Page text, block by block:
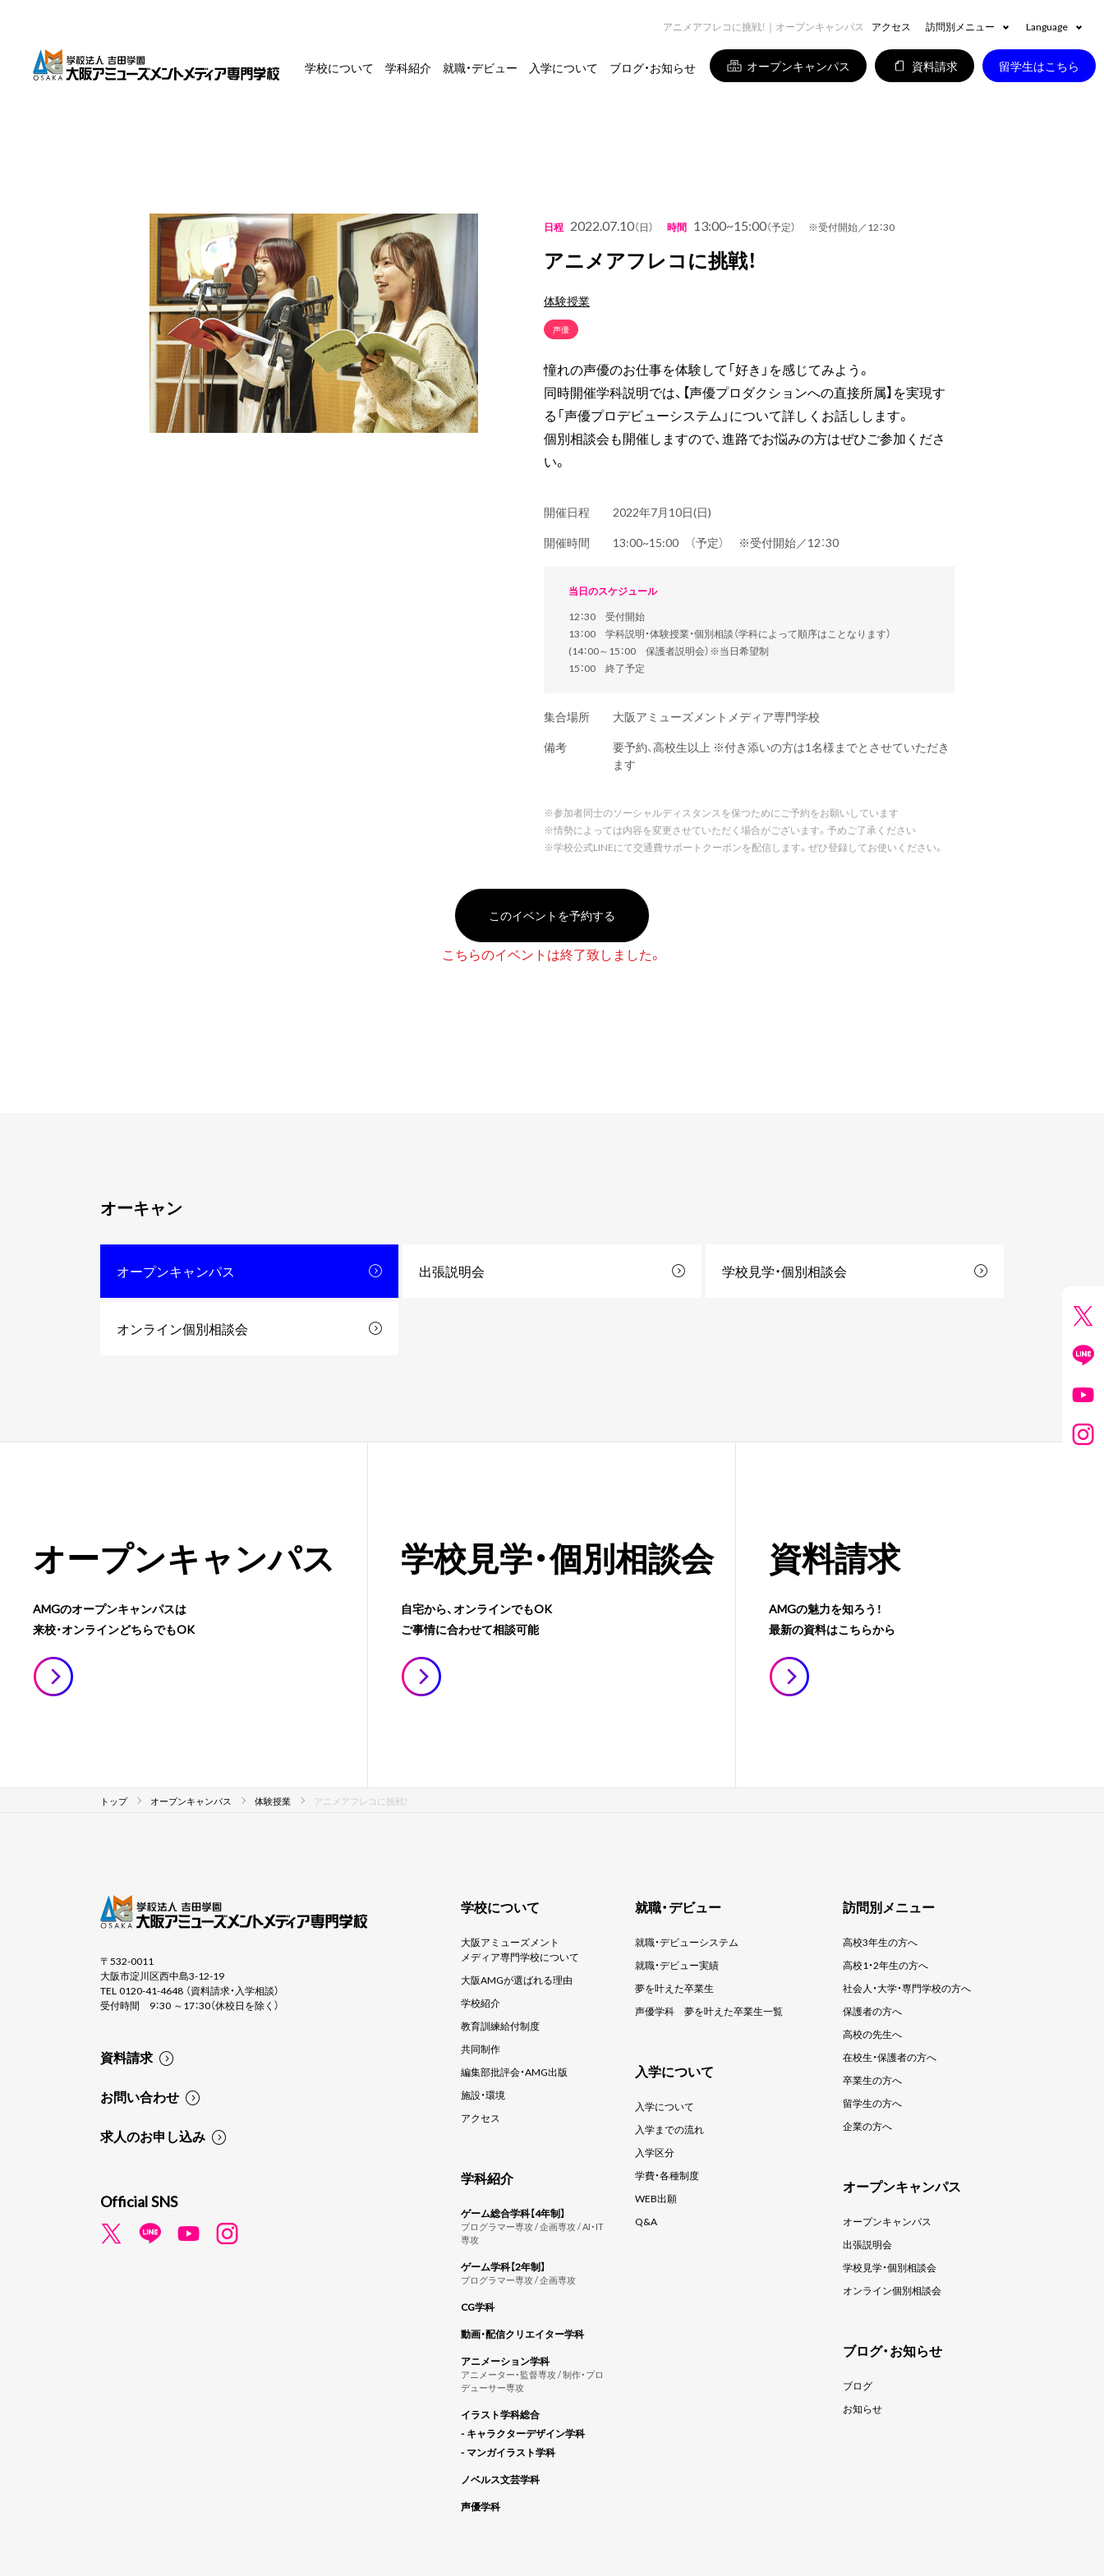
アクセス 訪問別メニュー Language
学校について 学科紹介 就職・デビュー 入学について ブログ・お知らせ オープンキャンパス 資料請求 留学生はこちら
アニメアフレコに挑戦！｜オープンキャンパス
日程 2022.07.10（日） 時間 13:00~15:00（予定） ※受付開始／12：30
アニメアフレコに挑戦！
体験授業
声優
憧れの声優のお仕事を体験して「好き」を感じてみよう。
同時開催学科説明では、【声優プロダクションへの直接所属】を実現す
る「声優プロデビューシステム」について詳しくお話しします。
個別相談会も開催しますので、進路でお悩みの方はぜひご参加くださ
い。
開催日程
2022年7月10日(日)
開催時間
13:00~15:00 （予定） ※受付開始／12：30
当日のスケジュール
12：30 受付開始
13：00 学科説明・体験授業・個別相談（学科によって順序はことなります）
(14：00～15：00 保護者説明会）※当日希望制
15：00 終了予定
集合場所
大阪アミューズメントメディア専門学校
備考
要予約、高校生以上 ※付き添いの方は1名様までとさせていただき
ます
※参加者同士のソーシャルディスタンスを保つためにご予約をお願いしています
※情勢によっては内容を変更させていただく場合がございます。予めご了承ください
※学校公式LINEにて交通費サポートクーポンを配信します。ぜひ登録してお使いください。
このイベントを予約する
こちらのイベントは終了致しました。
オーキャン
オープンキャンパス 出張説明会 学校見学・個別相談会
オンライン個別相談会
オープンキャンパス
AMGのオープンキャンパスは
来校・オンラインどちらでもOK
学校見学・個別相談会
自宅から、オンラインでもOK
ご事情に合わせて相談可能
資料請求
AMGの魅力を知ろう！
最新の資料はこちらから
トップ オープンキャンパス 体験授業 アニメアフレコに挑戦！
学校について
大阪アミューズメント
メディア専門学校について
大阪AMGが選ばれる理由
学校紹介
教育訓練給付制度
共同制作
編集部批評会・AMG出版
施設・環境
アクセス
学科紹介
ゲーム総合学科【4年制】
プログラマー専攻 / 企画専攻 / AI・IT
専攻
ゲーム学科【2年制】
プログラマー専攻 / 企画専攻
CG学科
動画・配信クリエイター学科
アニメーション学科
アニメーター・監督専攻 / 制作・プロ
デューサー専攻
イラスト学科総合
- キャラクターデザイン学科
- マンガイラスト学科
ノベルス文芸学科
声優学科
就職・デビュー
就職・デビューシステム
就職・デビュー実績
夢を叶えた卒業生
声優学科 夢を叶えた卒業生一覧
入学について
入学について
入学までの流れ
入学区分
学費・各種制度
WEB出願
Q&A
訪問別メニュー
高校3年生の方へ
高校1・2年生の方へ
社会人・大学・専門学校の方へ
保護者の方へ
高校の先生へ
在校生・保護者の方へ
卒業生の方へ
留学生の方へ
企業の方へ
オープンキャンパス
オープンキャンパス
出張説明会
学校見学・個別相談会
オンライン個別相談会
ブログ・お知らせ
ブログ
お知らせ
〒532-0011
大阪市淀川区西中島3-12-19
TEL 0120-41-4648 （資料請求・入学相談）
受付時間 9：30 ～17：30（休校日を除く）
資料請求
お問い合わせ
求人のお申し込み
Official SNS